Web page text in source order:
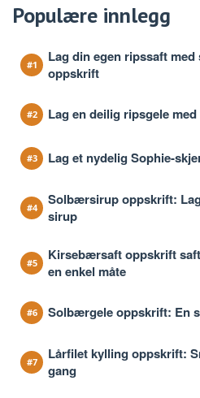
Populære innlegg
Lag din egen ripssaft
oppskrift
Lag en deilig ripsgele
Lag et nydelig Sophie-
Solbærsirup oppskrift:
sirup
Kirsebærsaft oppskrift
en enkel måte
Solbærgele oppskrift: En
Lårfilet kylling oppskrift:
gang